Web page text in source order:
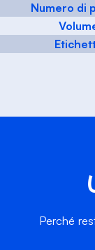
Numero di
Perché